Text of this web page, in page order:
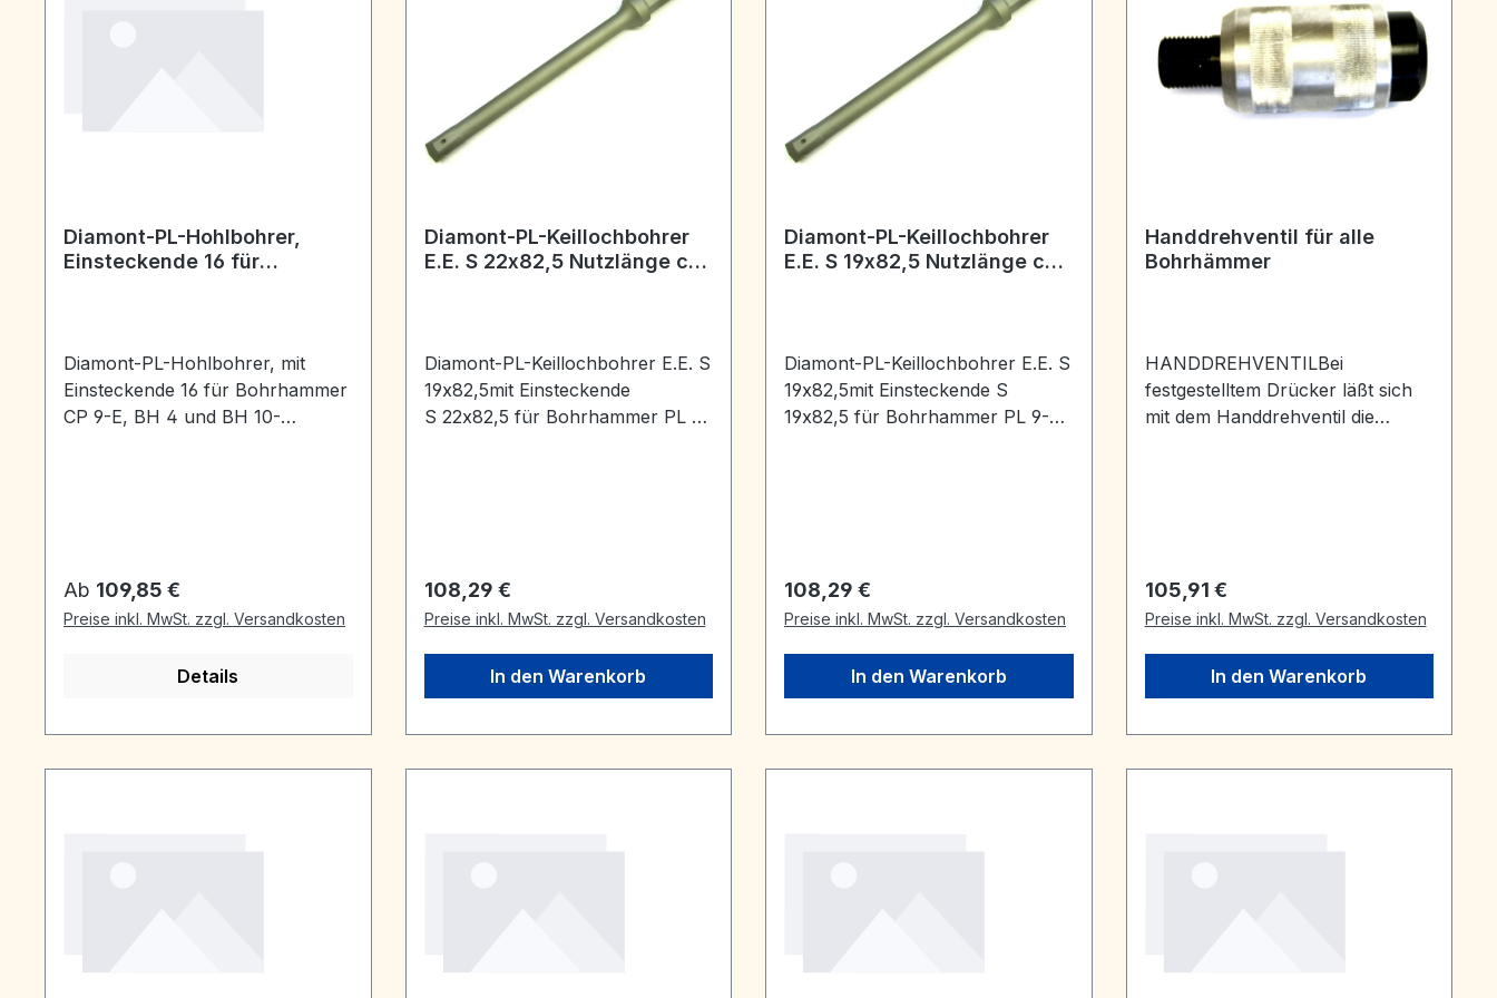
Diamont-PL-Hohlbohrer,
Einsteckende 16 für
Diamont-PL-Hohlbohrer, mit
Einsteckende 16 für Bohrhammer
CP 9-E, BH 4 und BH 10-
Regulärer Preis:
Ab 109,85 €
Preise inkl. MwSt. zzgl. Versandkosten
Details
Diamont-PL-Keillochbohrer
E.E. S 22x82,5 Nutzlänge ca.
Diamont-PL-Keillochbohrer E.E. S
19x82,5mit Einsteckende
S 22x82,5 für Bohrhammer PL 9-
Regulärer Preis:
108,29 €
Preise inkl. MwSt. zzgl. Versandkosten
In den Warenkorb
Diamont-PL-Keillochbohrer
E.E. S 19x82,5 Nutzlänge ca.
Diamont-PL-Keillochbohrer E.E. S
19x82,5mit Einsteckende S
19x82,5 für Bohrhammer PL 9-
Regulärer Preis:
108,29 €
Preise inkl. MwSt. zzgl. Versandkosten
In den Warenkorb
Handdrehventil für alle
Bohrhämmer
HANDDREHVENTILBei
festgestelltem Drücker läßt sich
mit dem Handdrehventil die
Regulärer Preis:
105,91 €
Preise inkl. MwSt. zzgl. Versandkosten
In den Warenkorb